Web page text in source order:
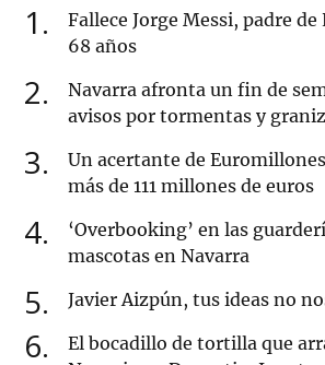
1
Fallece Jorge Messi, padre de
68 años
2
Navarra afronta un fin de
avisos por tormentas y
3
Un acertante de
más de 111 millones de euros
4
‘Overbooking’ en las
mascotas en Navarra
5 Javier Aizpún, tus ideas no
6
El bocadillo de tortilla que